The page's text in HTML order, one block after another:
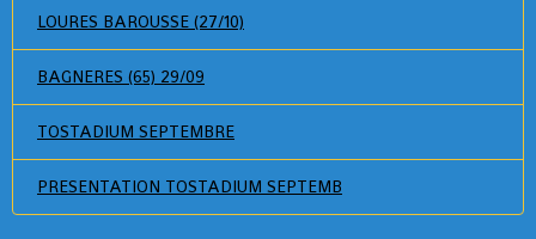
LOURES BAROUSSE (27/10)
BAGNERES (65) 29/09
TOSTADIUM SEPTEMBRE
PRESENTATION TOSTADIUM SEPTEMB